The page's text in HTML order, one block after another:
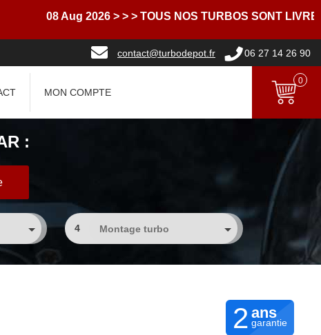
08 Aug 2026 > > > TOUS NOS TURBOS SONT LIVRES
contact@turbodepot.fr 06 27 14 26 90
MON COMPTE
0
:
4
2 ans
garantie